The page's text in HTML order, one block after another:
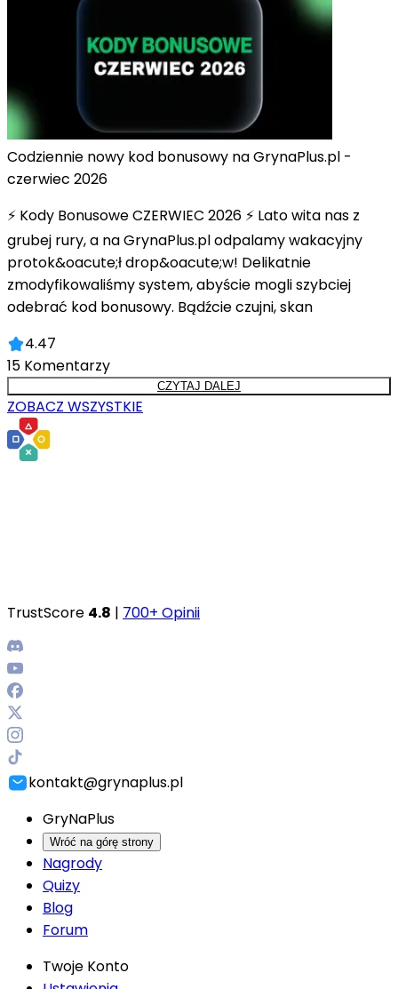
Codziennie nowy kod bonusowy na GrynaPlus.pl -
czerwiec 2026
⚡ Kody Bonusowe CZERWIEC 2026 ⚡ Lato wita nas z
grubej rury, a na GrynaPlus.pl odpalamy wakacyjny
protok&oacute;ł drop&oacute;w! Delikatnie
zmodyfikowaliśmy system, abyście mogli szybciej
odebrać kod bonusowy. Bądźcie czujni, skan
4.47
15 Komentarzy
CZYTAJ DALEJ
ZOBACZ WSZYSTKIE
TrustScore 4.8 | 700+ Opinii
kontakt@grynaplus.pl
GryNaPlus
Wróć na górę strony
Nagrody
Quizy
Blog
Forum
Twoje Konto